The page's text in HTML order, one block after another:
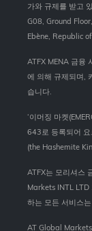
가와 규제를 받고
G08, Ground
Ebène, Republic
ATFX MENA 금융
에 의해 규제되며,
습니다.
‘이머징 마켓
643로 등록되어 요
(the Hashemite
ATFX는 모리셔스
Markets INTL LTD
하는 모든 서비스
AT Global